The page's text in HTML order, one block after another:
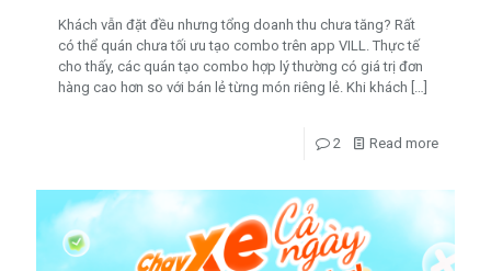
Khách vẫn đặt đều nhưng tổng doanh thu chưa tăng? Rất
có thể quán chưa tối ưu tạo combo trên app VILL. Thực tế
cho thấy, các quán tạo combo hợp lý thường có giá trị đơn
hàng cao hơn so với bán lẻ từng món riêng lẻ. Khi khách […]
2 Read more